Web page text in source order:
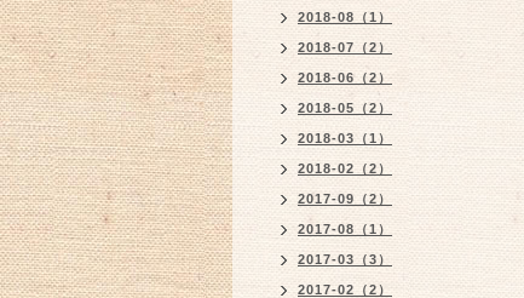
2018-08（1）
2018-07（2）
2018-06（2）
2018-05（2）
2018-03（1）
2018-02（2）
2017-09（2）
2017-08（1）
2017-03（3）
2017-02（2）